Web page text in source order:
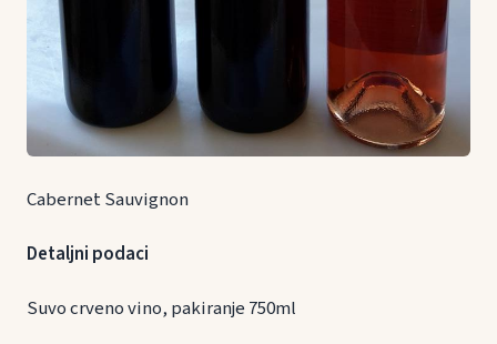
Cabernet Sauvignon
Detaljni podaci
Suvo crveno vino, pakiranje 750ml